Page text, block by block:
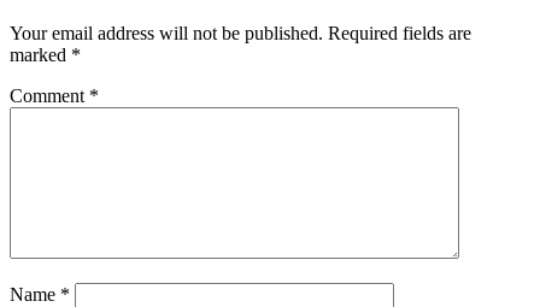
Your email address will not be published. Required fields are
marked *
Comment *
Name *